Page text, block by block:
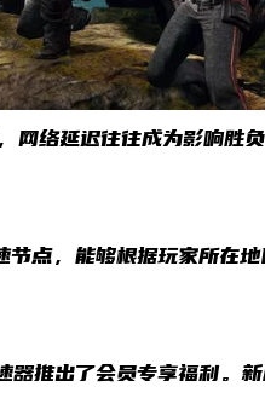
网络延迟往往成为影响胜
节点，能够根据玩家所在
器推出了会员专享福利。